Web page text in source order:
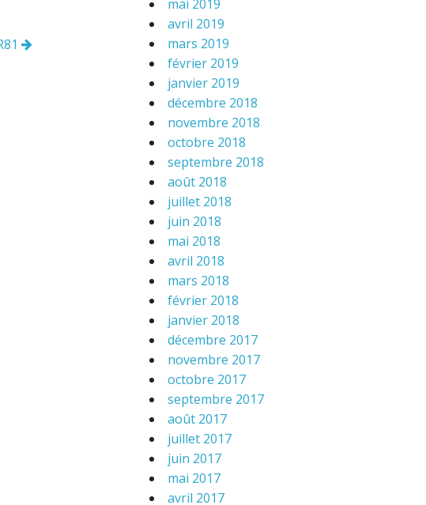
mai 2019
avril 2019
mars 2019
février 2019
janvier 2019
décembre 2018
novembre 2018
octobre 2018
septembre 2018
août 2018
juillet 2018
juin 2018
mai 2018
avril 2018
mars 2018
février 2018
janvier 2018
décembre 2017
novembre 2017
octobre 2017
septembre 2017
août 2017
juillet 2017
juin 2017
mai 2017
avril 2017